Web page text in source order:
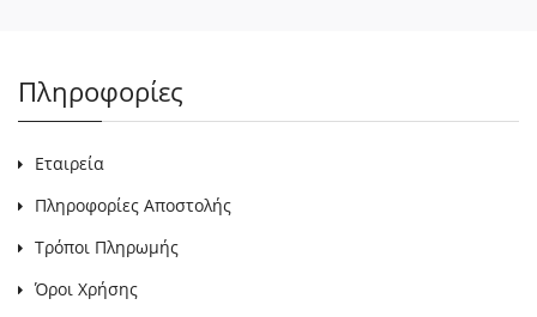
Πληροφορίες
Εταιρεία
Πληροφορίες Αποστολής
Τρόποι Πληρωμής
Όροι Χρήσης